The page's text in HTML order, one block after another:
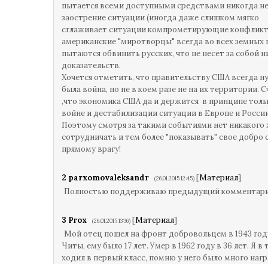
пытается всеми доступными средствами никогда
заострение ситуации (иногда даже слишком мягко
сглаживает ситуации компрометирующие
американские "миротворцы" всегда во всех земных
пытаются обвинить русских, что не несет за собой
доказательств.
Хочется отметить, что правительству США всегда
была война, но не в коем разе не на их территории.
,что экономика США да и держится в принципе
войне и дестабилизации ситуации в Европе и
Поэтому смотря за такими событиями нет никакого
сотрудничать и тем более "показывать" свое добро
прямому врагу!
2 parxomovaleksandr (26.01.2015 12:45) [Материал]
Полностью поддерживаю предыдущий
3 Prox (26.01.2015 13:36) [Материал]
Мой отец пошел на фронт добровольцем в 1943
Читы, ему было 17 лет. Умер в 1962 году в 36 лет. Я в
ходил в первый класс, помню у него было много